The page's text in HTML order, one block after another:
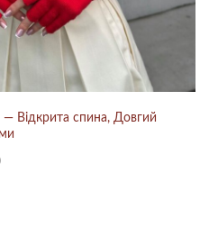
— Відкрита спина, Довгий